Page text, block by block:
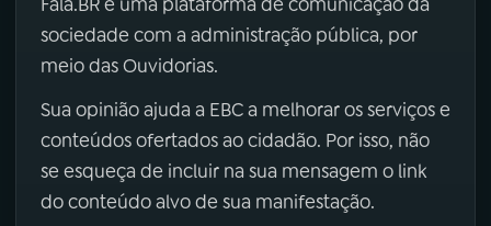
sociedade com a administração pública, por
meio das Ouvidorias.
Sua opinião ajuda a EBC a melhorar os serviços e
conteúdos ofertados ao cidadão. Por isso, não
se esqueça de incluir na sua mensagem o link
do conteúdo alvo de sua manifestação.